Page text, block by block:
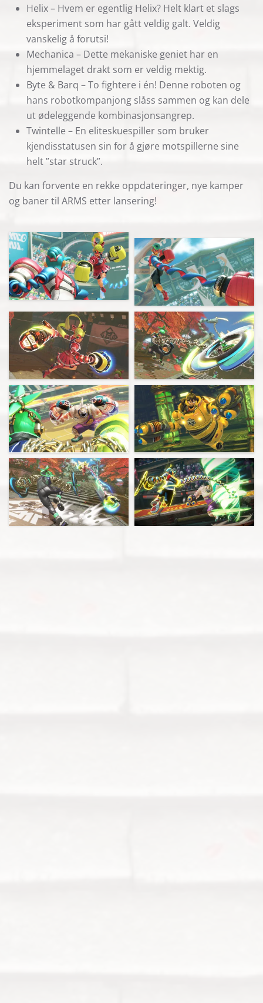
Helix – Hvem er egentlig Helix? Helt klart et slags
eksperiment som har gått veldig galt. Veldig
vanskelig å forutsi!
Mechanica – Dette mekaniske geniet har en
hjemmelaget drakt som er veldig mektig.
Byte & Barq – To fightere i én! Denne roboten og
hans robotkompanjong slåss sammen og kan dele
ut ødeleggende kombinasjonsangrep.
Twintelle – En eliteskuespiller som bruker
kjendisstatusen sin for å gjøre motspillerne sine
helt ”star struck”.
Du kan forvente en rekke oppdateringer, nye kamper
og baner til ARMS etter lansering!